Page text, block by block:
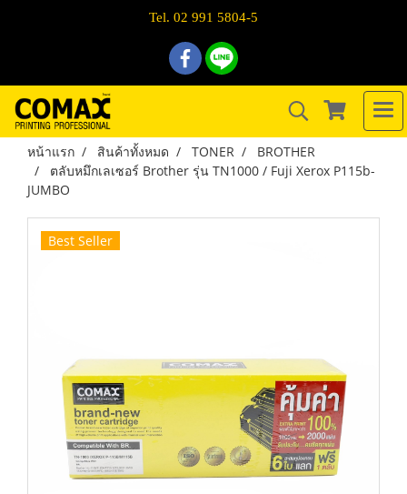
Tel. 02 991 5804-5
หน้าแรก สินค้าทั้งหมด TONER
BROTHER
ตลับหมึกเลเซอร์ Brother รุ่น TN1000 / Fuji Xerox P115b-
JUMBO
Best Seller